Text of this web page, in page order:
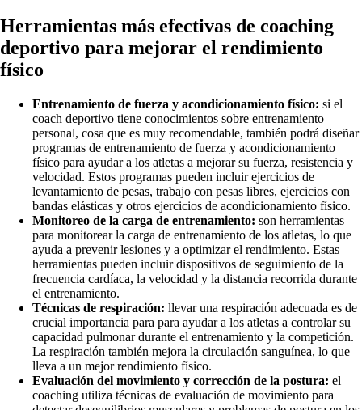
Herramientas más efectivas de coaching
deportivo para mejorar el rendimiento
físico
Entrenamiento de fuerza y acondicionamiento físico: si el
coach deportivo tiene conocimientos sobre entrenamiento
personal, cosa que es muy recomendable, también podrá diseñar
programas de entrenamiento de fuerza y acondicionamiento
físico para ayudar a los atletas a mejorar su fuerza, resistencia y
velocidad. Estos programas pueden incluir ejercicios de
levantamiento de pesas, trabajo con pesas libres, ejercicios con
bandas elásticas y otros ejercicios de acondicionamiento físico.
Monitoreo de la carga de entrenamiento: son herramientas
para monitorear la carga de entrenamiento de los atletas, lo que
ayuda a prevenir lesiones y a optimizar el rendimiento. Estas
herramientas pueden incluir dispositivos de seguimiento de la
frecuencia cardíaca, la velocidad y la distancia recorrida durante
el entrenamiento.
Técnicas de respiración: llevar una respiración adecuada es de
crucial importancia para para ayudar a los atletas a controlar su
capacidad pulmonar durante el entrenamiento y la competición.
La respiración también mejora la circulación sanguínea, lo que
lleva a un mejor rendimiento físico.
Evaluación del movimiento y corrección de la postura: el
coaching utiliza técnicas de evaluación de movimiento para